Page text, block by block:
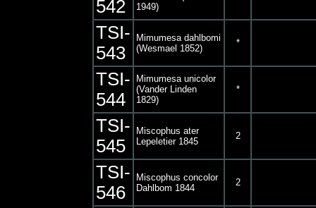
542
1949)
TSI-
543
Mimumesa dahlbomi
(Wesmael 1852)
*
TSI-
544
Mimumesa unicolor
(Vander Linden
1829)
*
TSI-
545
Miscophus ater
Lepeletier 1845
2
TSI-
546
Miscophus concolor
Dahlbom 1844
2